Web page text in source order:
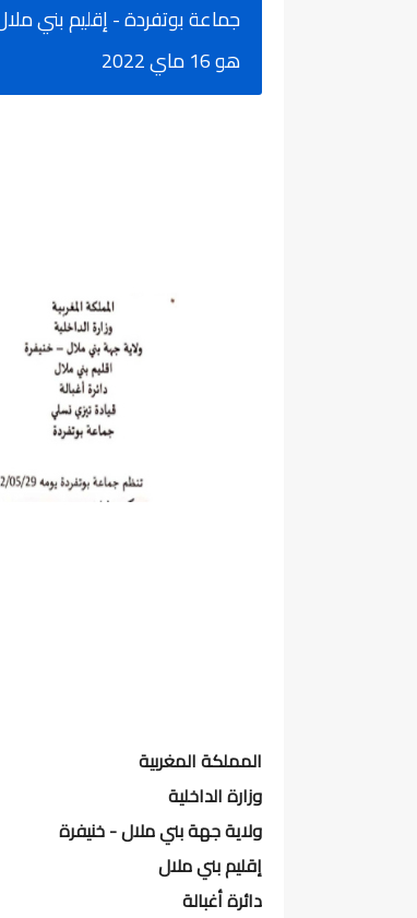
هو 16 ماي 2022
المملكة المغربية
وزارة الداخلية
ولاية جهة بني ملال - خنيفرة
إقليم بني ملال
دائرة أغبالة